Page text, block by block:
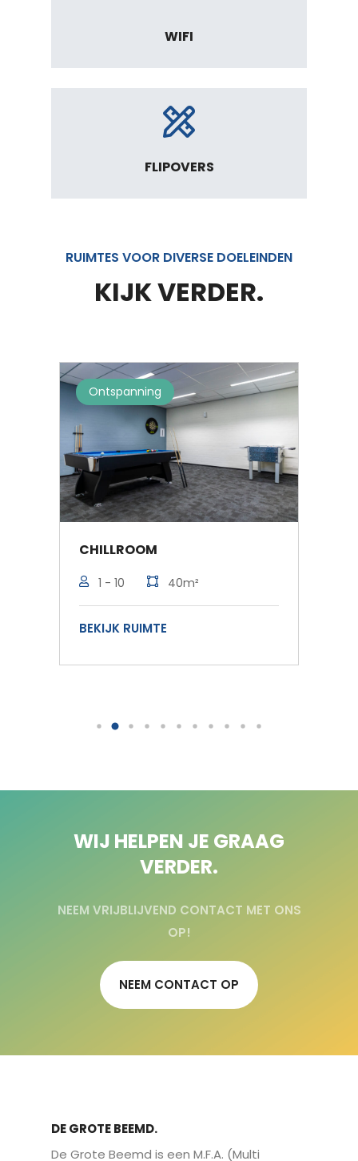
WIFI
FLIPOVERS
RUIMTES VOOR DIVERSE DOELEINDEN
KIJK VERDER.
CHILLROOM
1 - 10 40m²
BEKIJK RUIMTE
Ontspanning
WIJ HELPEN JE GRAAG
VERDER.
NEEM VRIJBLIJVEND CONTACT MET ONS
OP!
NEEM CONTACT OP
DE GROTE BEEMD.
De Grote Beemd is een M.F.A. (Multi